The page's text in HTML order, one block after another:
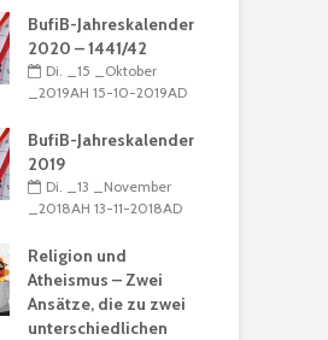
BufiB-Jahreskalender
2020 – 1441/42
Di. _15 _Oktober
_2019AH 15-10-2019AD
BufiB-Jahreskalender
2019
Di. _13 _November
_2018AH 13-11-2018AD
Religion und
Atheismus – Zwei
Ansätze, die zu zwei
unterschiedlichen